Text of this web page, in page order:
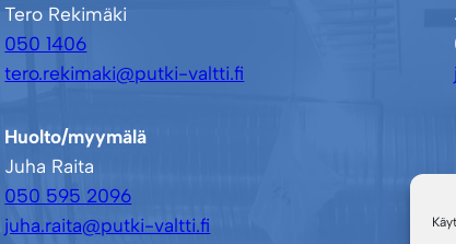
Tero Rekimäki
050 1406
tero.rekimaki@putki-valtti.fi
Huolto/myymälä
Juha Raita
050 595 2096
juha.raita@putki-valtti.fi